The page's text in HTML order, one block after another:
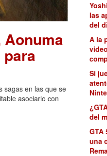
Aonuma
sagas en las que se
asociarlo con
las
del
A la
Si
del
GTA
una